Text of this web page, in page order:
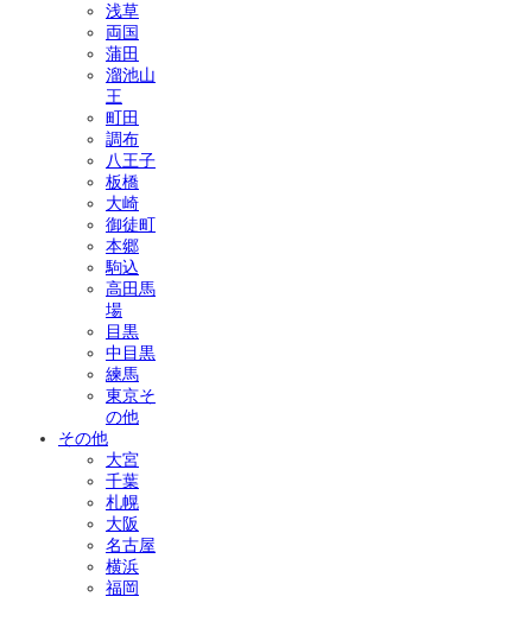
浅草
両国
蒲田
溜池山
王
町田
調布
八王子
板橋
大崎
御徒町
本郷
駒込
高田馬
場
目黒
中目黒
練馬
東京そ
の他
その他
大宮
千葉
札幌
大阪
名古屋
横浜
福岡